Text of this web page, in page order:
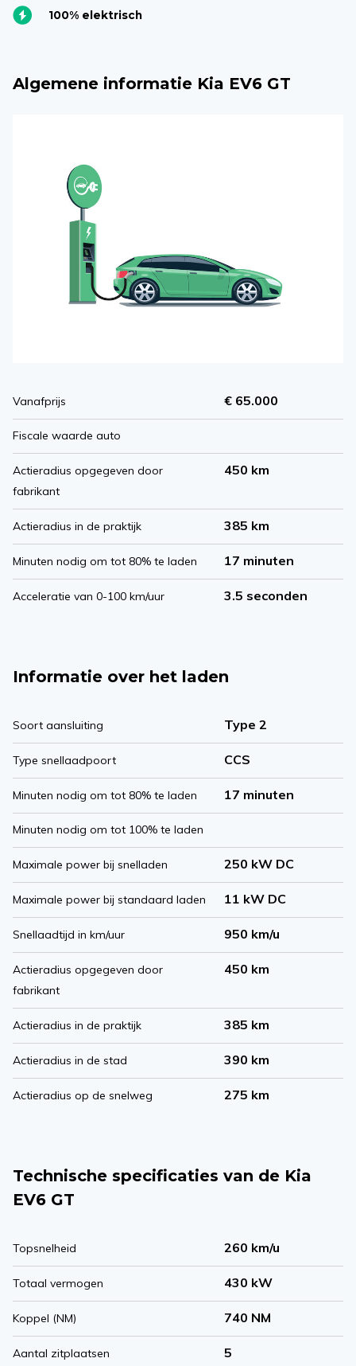
100% elektrisch
Algemene informatie Kia EV6 GT
Vanafprijs € 65.000
Fiscale waarde auto
Actieradius opgegeven door
fabrikant
450 km
Actieradius in de praktijk 385 km
Minuten nodig om tot 80% te laden 17 minuten
Acceleratie van 0-100 km/uur 3.5 seconden
Informatie over het laden
Soort aansluiting Type 2
Type snellaadpoort CCS
Minuten nodig om tot 80% te laden 17 minuten
Minuten nodig om tot 100% te laden
Maximale power bij snelladen 250 kW DC
Maximale power bij standaard laden 11 kW DC
Snellaadtijd in km/uur 950 km/u
Actieradius opgegeven door
fabrikant
450 km
Actieradius in de praktijk 385 km
Actieradius in de stad 390 km
Actieradius op de snelweg 275 km
Technische specificaties van de Kia
EV6 GT
Topsnelheid 260 km/u
Totaal vermogen 430 kW
Koppel (NM) 740 NM
Aantal zitplaatsen 5